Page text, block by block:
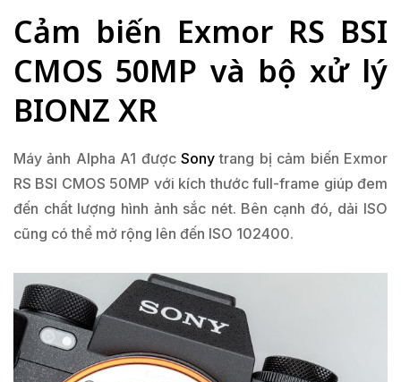
Cảm biến Exmor RS BSI
CMOS 50MP và bộ xử lý
BIONZ XR
Máy ảnh Alpha A1 được Sony trang bị cảm biến Exmor
RS BSI CMOS 50MP với kích thước full-frame giúp đem
đến chất lượng hình ảnh sắc nét. Bên cạnh đó, dải ISO
cũng có thể mở rộng lên đến ISO 102400.